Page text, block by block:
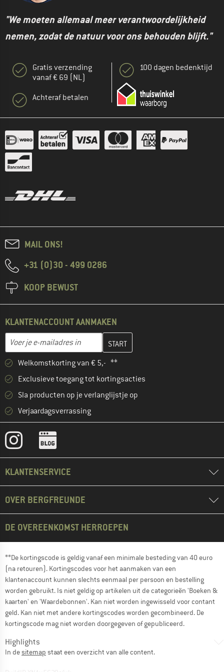
"We moeten allemaal meer verantwoordelijkheid
nemen, zodat de natuur voor ons behouden blijft."
Gratis verzending
vanaf € 69 (NL)
Achteraf betalen
100 dagen bedenktijd
MAIL ONS!
+31 (0)30 - 499 0286
KOOP BEWUST
KLANTENACCOUNT AANMAKEN
E-mailadres
Vul je e-mailadres hier in en maak in de volgende stap je
Welkomstkorting van € 5,- **
Exclusieve toegang tot kortingsacties
Sla producten op je verlanglijstje op
Verjaardagsverrassing
KLANTENSERVICE
OVER BERGFREUNDE
DE OVEREENKOMST HERROEPEN
**De kortingscode is geldig vanaf een minimale besteding van 40 euro
(na retouren). Kortingscodes voor het aanmaken van een
klantenaccount kunnen slechts eenmaal per persoon en bestelling
worden gebruikt. Is niet geldig op artikelen uit de categorieën 'Boeken &
kaarten' en 'Waardebonnen'. Kan niet worden ingewisseld voor contant
geld. Kan niet met andere kortingscodes worden gecombineerd. De
kortingscode mag niet worden doorgegeven of gepubliceerd.
Highlights
In desitemap staat een overzicht van alle content.